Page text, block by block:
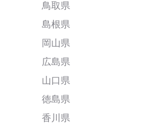
鳥取県
島根県
岡山県
広島県
山口県
徳島県
香川県